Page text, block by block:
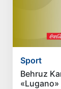
Sport
Behruz